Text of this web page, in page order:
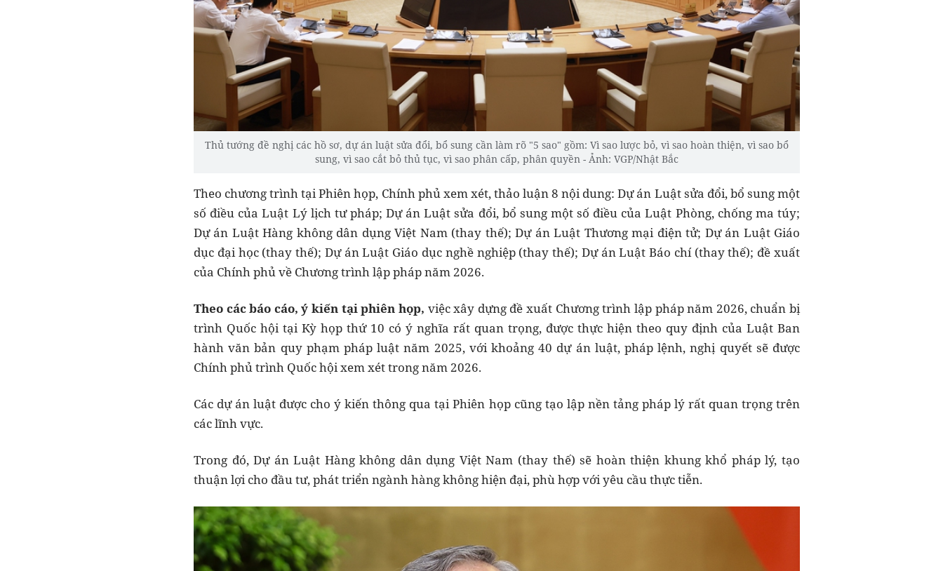
Thủ tướng đề nghị các hồ sơ, dự án luật sửa đổi, bổ sung cần làm rõ "5 sao" gồm: Vì sao lược bỏ, vì sao hoàn thiện, vì sao bổ
sung, vì sao cắt bỏ thủ tục, vì sao phân cấp, phân quyền - Ảnh: VGP/Nhật Bắc
Theo chương trình tại Phiên họp, Chính phủ xem xét, thảo luận 8 nội dung: Dự án Luật sửa đổi, bổ sung một
số điều của Luật Lý lịch tư pháp; Dự án Luật sửa đổi, bổ sung một số điều của Luật Phòng, chống ma túy;
Dự án Luật Hàng không dân dụng Việt Nam (thay thế); Dự án Luật Thương mại điện tử; Dự án Luật Giáo
dục đại học (thay thế); Dự án Luật Giáo dục nghề nghiệp (thay thế); Dự án Luật Báo chí (thay thế); đề xuất
của Chính phủ về Chương trình lập pháp năm 2026.
Theo các báo cáo, ý kiến tại phiên họp, việc xây dựng đề xuất Chương trình lập pháp năm 2026, chuẩn bị
trình Quốc hội tại Kỳ họp thứ 10 có ý nghĩa rất quan trọng, được thực hiện theo quy định của Luật Ban
hành văn bản quy phạm pháp luật năm 2025, với khoảng 40 dự án luật, pháp lệnh, nghị quyết sẽ được
Chính phủ trình Quốc hội xem xét trong năm 2026.
Các dự án luật được cho ý kiến thông qua tại Phiên họp cũng tạo lập nền tảng pháp lý rất quan trọng trên
các lĩnh vực.
Trong đó, Dự án Luật Hàng không dân dụng Việt Nam (thay thế) sẽ hoàn thiện khung khổ pháp lý, tạo
thuận lợi cho đầu tư, phát triển ngành hàng không hiện đại, phù hợp với yêu cầu thực tiễn.